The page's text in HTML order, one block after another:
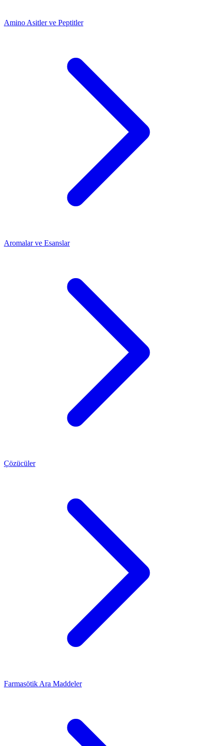
Amino Asitler ve Peptitler
Aromalar ve Esanslar
Çözücüler
Farmasötik Ara Maddeler